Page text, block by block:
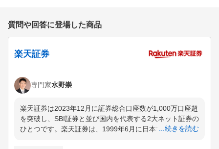
質問や回答に登場した商品
楽天証券
専門家水野崇
楽天証券は2023年12月に証券総合口座数が1,000万口座超
を突破し、SBI証券と並び国内を代表する2大ネット証券の
ひとつです。楽天証券は、1999年6月に日本で初めてイン
...続きを読む